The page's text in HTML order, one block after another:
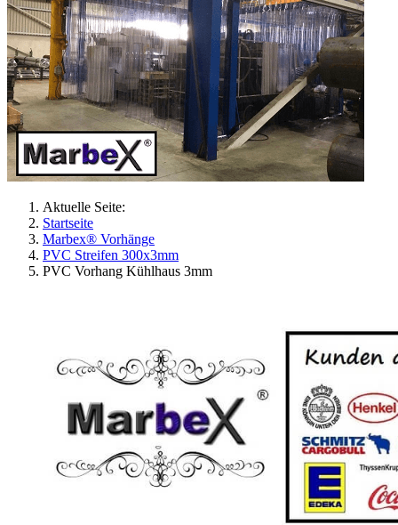
Aktuelle Seite:
Startseite
Marbex® Vorhänge
PVC Streifen 300x3mm
PVC Vorhang Kühlhaus 3mm